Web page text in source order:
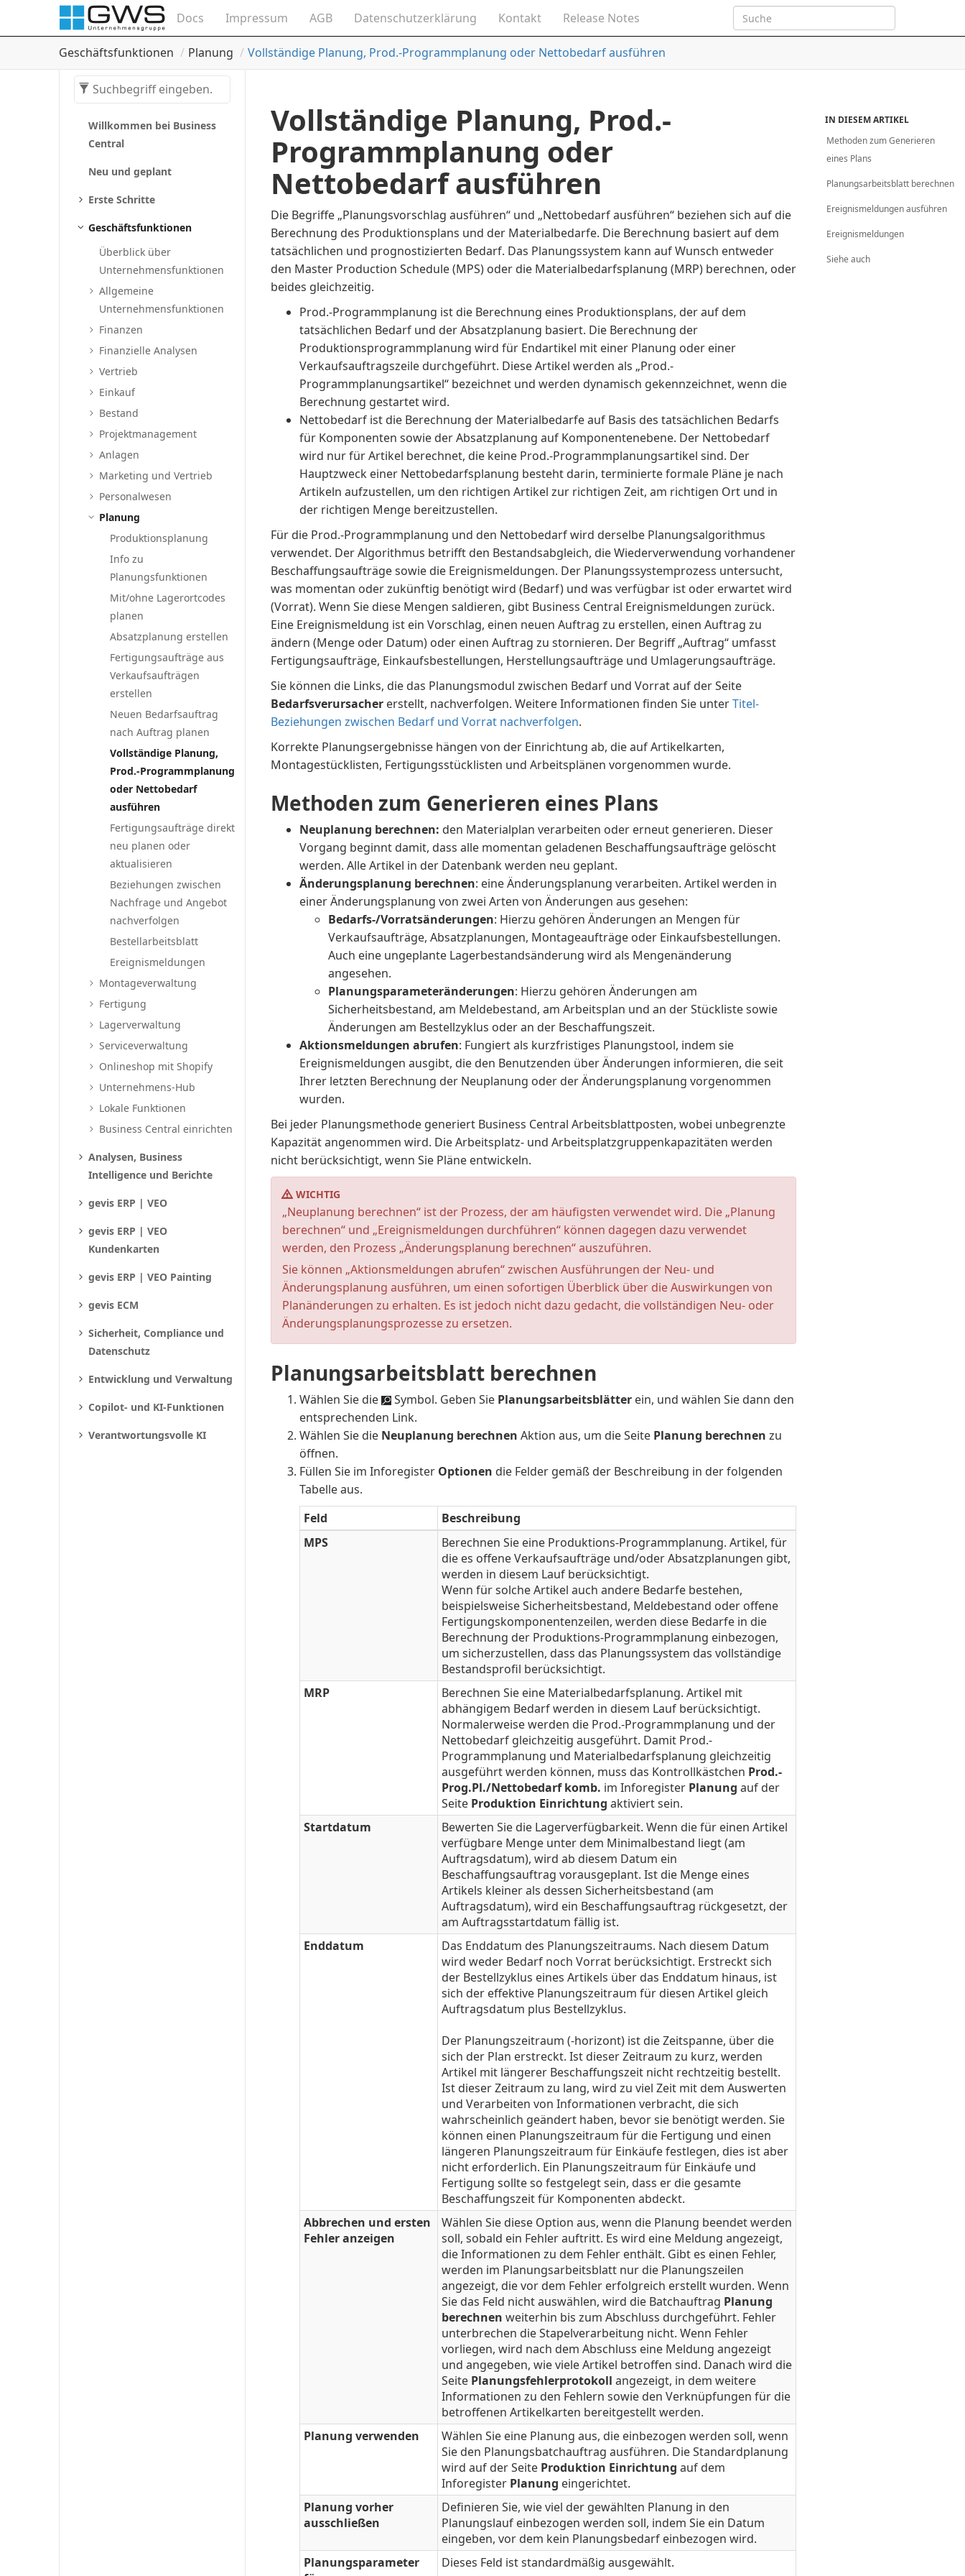
Docs Impressum AGB Datenschutzerklärung Kontakt Release Notes
Geschäftsfunktionen Planung Vollständige Planung, Prod.-Programmplanung oder Nettobedarf ausführen
Willkommen bei Business
Central
Neu und geplant
Erste Schritte
Geschäftsfunktionen
Überblick über
Unternehmensfunktionen
Allgemeine
Unternehmensfunktionen
Finanzen
Finanzielle Analysen
Vertrieb
Einkauf
Bestand
Projektmanagement
Anlagen
Marketing und Vertrieb
Personalwesen
Planung
Produktionsplanung
Info zu
Planungsfunktionen
Mit/ohne Lagerortcodes
planen
Absatzplanung erstellen
Fertigungsaufträge aus
Verkaufsaufträgen
erstellen
Neuen Bedarfsauftrag
nach Auftrag planen
Vollständige Planung,
Prod.-Programmplanung
oder Nettobedarf
ausführen
Fertigungsaufträge direkt
neu planen oder
aktualisieren
Beziehungen zwischen
Nachfrage und Angebot
nachverfolgen
Bestellarbeitsblatt
Ereignismeldungen
Montageverwaltung
Fertigung
Lagerverwaltung
Serviceverwaltung
Onlineshop mit Shopify
Unternehmens-Hub
Lokale Funktionen
Business Central einrichten
Analysen, Business
Intelligence und Berichte
gevis ERP | VEO
gevis ERP | VEO
Kundenkarten
gevis ERP | VEO Painting
gevis ECM
Sicherheit, Compliance und
Datenschutz
Entwicklung und Verwaltung
Copilot- und KI-Funktionen
Verantwortungsvolle KI
Vollständige Planung, Prod.-
Programmplanung oder
Nettobedarf ausführen
Die Begriffe „Planungsvorschlag ausführen“ und „Nettobedarf ausführen“ beziehen sich auf die
Berechnung des Produktionsplans und der Materialbedarfe. Die Berechnung basiert auf dem
tatsächlichen und prognostizierten Bedarf. Das Planungssystem kann auf Wunsch entweder
den Master Production Schedule (MPS) oder die Materialbedarfsplanung (MRP) berechnen, oder
beides gleichzeitig.
Prod.-Programmplanung ist die Berechnung eines Produktionsplans, der auf dem
tatsächlichen Bedarf und der Absatzplanung basiert. Die Berechnung der
Produktionsprogrammplanung wird für Endartikel mit einer Planung oder einer
Verkaufsauftragszeile durchgeführt. Diese Artikel werden als „Prod.-
Programmplanungsartikel“ bezeichnet und werden dynamisch gekennzeichnet, wenn die
Berechnung gestartet wird.
Nettobedarf ist die Berechnung der Materialbedarfe auf Basis des tatsächlichen Bedarfs
für Komponenten sowie der Absatzplanung auf Komponentenebene. Der Nettobedarf
wird nur für Artikel berechnet, die keine Prod.-Programmplanungsartikel sind. Der
Hauptzweck einer Nettobedarfsplanung besteht darin, terminierte formale Pläne je nach
Artikeln aufzustellen, um den richtigen Artikel zur richtigen Zeit, am richtigen Ort und in
der richtigen Menge bereitzustellen.
Für die Prod.-Programmplanung und den Nettobedarf wird derselbe Planungsalgorithmus
verwendet. Der Algorithmus betrifft den Bestandsabgleich, die Wiederverwendung vorhandener
Beschaffungsaufträge sowie die Ereignismeldungen. Der Planungssystemprozess untersucht,
was momentan oder zukünftig benötigt wird (Bedarf) und was verfügbar ist oder erwartet wird
(Vorrat). Wenn Sie diese Mengen saldieren, gibt Business Central Ereignismeldungen zurück.
Eine Ereignismeldung ist ein Vorschlag, einen neuen Auftrag zu erstellen, einen Auftrag zu
ändern (Menge oder Datum) oder einen Auftrag zu stornieren. Der Begriff „Auftrag“ umfasst
Fertigungsaufträge, Einkaufsbestellungen, Herstellungsaufträge und Umlagerungsaufträge.
Sie können die Links, die das Planungsmodul zwischen Bedarf und Vorrat auf der Seite
Bedarfsverursacher erstellt, nachverfolgen. Weitere Informationen finden Sie unterTitel-
Beziehungen zwischen Bedarf und Vorrat nachverfolgen.
Korrekte Planungsergebnisse hängen von der Einrichtung ab, die auf Artikelkarten,
Montagestücklisten, Fertigungsstücklisten und Arbeitsplänen vorgenommen wurde.
Methoden zum Generieren eines Plans
Neuplanung berechnen: den Materialplan verarbeiten oder erneut generieren. Dieser
Vorgang beginnt damit, dass alle momentan geladenen Beschaffungsaufträge gelöscht
werden. Alle Artikel in der Datenbank werden neu geplant.
Änderungsplanung berechnen: eine Änderungsplanung verarbeiten. Artikel werden in
einer Änderungsplanung von zwei Arten von Änderungen aus gesehen:
Bedarfs-/Vorratsänderungen: Hierzu gehören Änderungen an Mengen für
Verkaufsaufträge, Absatzplanungen, Montageaufträge oder Einkaufsbestellungen.
Auch eine ungeplante Lagerbestandsänderung wird als Mengenänderung
angesehen.
Planungsparameteränderungen: Hierzu gehören Änderungen am
Sicherheitsbestand, am Meldebestand, am Arbeitsplan und an der Stückliste sowie
Änderungen am Bestellzyklus oder an der Beschaffungszeit.
Aktionsmeldungen abrufen: Fungiert als kurzfristiges Planungstool, indem sie
Ereignismeldungen ausgibt, die den Benutzenden über Änderungen informieren, die seit
Ihrer letzten Berechnung der Neuplanung oder der Änderungsplanung vorgenommen
wurden.
Bei jeder Planungsmethode generiert Business Central Arbeitsblattposten, wobei unbegrenzte
Kapazität angenommen wird. Die Arbeitsplatz- und Arbeitsplatzgruppenkapazitäten werden
nicht berücksichtigt, wenn Sie Pläne entwickeln.
WICHTIG
„Neuplanung berechnen“ ist der Prozess, der am häufigsten verwendet wird. Die „Planung
berechnen“ und „Ereignismeldungen durchführen“ können dagegen dazu verwendet
werden, den Prozess „Änderungsplanung berechnen“ auszuführen.
Sie können „Aktionsmeldungen abrufen“ zwischen Ausführungen der Neu- und
Änderungsplanung ausführen, um einen sofortigen Überblick über die Auswirkungen von
Planänderungen zu erhalten. Es ist jedoch nicht dazu gedacht, die vollständigen Neu- oder
Änderungsplanungsprozesse zu ersetzen.
Planungsarbeitsblatt berechnen
Wählen Sie die Symbol. Geben Sie Planungsarbeitsblätter ein, und wählen Sie dann den
entsprechenden Link.
Wählen Sie die Neuplanung berechnen Aktion aus, um die Seite Planung berechnen zu
öffnen.
Füllen Sie im Inforegister Optionen die Felder gemäß der Beschreibung in der folgenden
Tabelle aus.
Feld
Beschreibung
MPS
Berechnen Sie eine Produktions-Programmplanung. Artikel, für
die es offene Verkaufsaufträge und/oder Absatzplanungen gibt,
werden in diesem Lauf berücksichtigt.
Wenn für solche Artikel auch andere Bedarfe bestehen,
beispielsweise Sicherheitsbestand, Meldebestand oder offene
Fertigungskomponentenzeilen, werden diese Bedarfe in die
Berechnung der Produktions-Programmplanung einbezogen,
um sicherzustellen, dass das Planungssystem das vollständige
Bestandsprofil berücksichtigt.
MRP
Berechnen Sie eine Materialbedarfsplanung. Artikel mit
abhängigem Bedarf werden in diesem Lauf berücksichtigt.
Normalerweise werden die Prod.-Programmplanung und der
Nettobedarf gleichzeitig ausgeführt. Damit Prod.-
Programmplanung und Materialbedarfsplanung gleichzeitig
ausgeführt werden können, muss das Kontrollkästchen Prod.-
Prog.Pl./Nettobedarf komb. im Inforegister Planung auf der
Seite Produktion Einrichtung aktiviert sein.
Startdatum
Bewerten Sie die Lagerverfügbarkeit. Wenn die für einen Artikel
verfügbare Menge unter dem Minimalbestand liegt (am
Auftragsdatum), wird ab diesem Datum ein
Beschaffungsauftrag vorausgeplant. Ist die Menge eines
Artikels kleiner als dessen Sicherheitsbestand (am
Auftragsdatum), wird ein Beschaffungsauftrag rückgesetzt, der
am Auftragsstartdatum fällig ist.
Enddatum
Das Enddatum des Planungszeitraums. Nach diesem Datum
wird weder Bedarf noch Vorrat berücksichtigt. Erstreckt sich
der Bestellzyklus eines Artikels über das Enddatum hinaus, ist
sich der effektive Planungszeitraum für diesen Artikel gleich
Auftragsdatum plus Bestellzyklus.
Der Planungszeitraum (-horizont) ist die Zeitspanne, über die
sich der Plan erstreckt. Ist dieser Zeitraum zu kurz, werden
Artikel mit längerer Beschaffungszeit nicht rechtzeitig bestellt.
Ist dieser Zeitraum zu lang, wird zu viel Zeit mit dem Auswerten
und Verarbeiten von Informationen verbracht, die sich
wahrscheinlich geändert haben, bevor sie benötigt werden. Sie
können einen Planungszeitraum für die Fertigung und einen
längeren Planungszeitraum für Einkäufe festlegen, dies ist aber
nicht erforderlich. Ein Planungszeitraum für Einkäufe und
Fertigung sollte so festgelegt sein, dass er die gesamte
Beschaffungszeit für Komponenten abdeckt.
Abbrechen und ersten
Fehler anzeigen
Wählen Sie diese Option aus, wenn die Planung beendet werden
soll, sobald ein Fehler auftritt. Es wird eine Meldung angezeigt,
die Informationen zu dem Fehler enthält. Gibt es einen Fehler,
werden im Planungsarbeitsblatt nur die Planungszeilen
angezeigt, die vor dem Fehler erfolgreich erstellt wurden. Wenn
Sie das Feld nicht auswählen, wird die Batchauftrag Planung
berechnen weiterhin bis zum Abschluss durchgeführt. Fehler
unterbrechen die Stapelverarbeitung nicht. Wenn Fehler
vorliegen, wird nach dem Abschluss eine Meldung angezeigt
und angegeben, wie viele Artikel betroffen sind. Danach wird die
Seite Planungsfehlerprotokoll angezeigt, in dem weitere
Informationen zu den Fehlern sowie den Verknüpfungen für die
betroffenen Artikelkarten bereitgestellt werden.
Planung verwenden
Wählen Sie eine Planung aus, die einbezogen werden soll, wenn
Sie den Planungsbatchauftrag ausführen. Die Standardplanung
wird auf der Seite Produktion Einrichtung auf dem
Inforegister Planung eingerichtet.
Planung vorher
ausschließen
Definieren Sie, wie viel der gewählten Planung in den
Planungslauf einbezogen werden soll, indem Sie ein Datum
eingeben, vor dem kein Planungsbedarf einbezogen wird.
Planungsparameter
Dieses Feld ist standardmäßig ausgewählt.
IN DIESEM ARTIKEL
Methoden zum Generieren
eines Plans
Planungsarbeitsblatt berechnen
Ereignismeldungen ausführen
Ereignismeldungen
Siehe auch